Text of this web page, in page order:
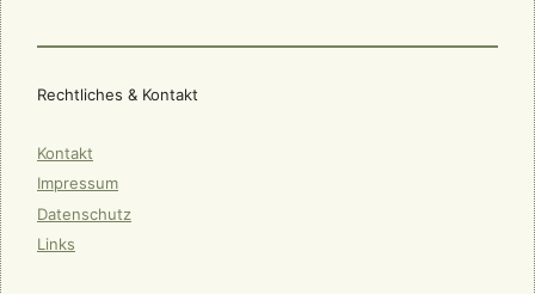
Rechtliches & Kontakt
Kontakt
Impressum
Datenschutz
Links